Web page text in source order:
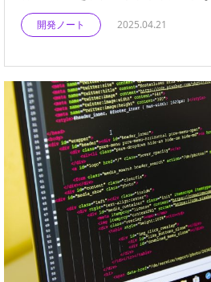
開発ノート 2025.04.21